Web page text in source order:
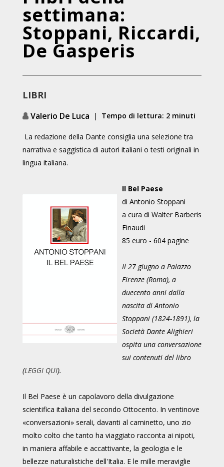
settimana:
Stoppani, Riccardi,
De Gasperis
LIBRI
Valerio De Luca | Tempo di lettura: 2 minuti
La redazione della Dante consiglia una selezione tra
narrativa e saggistica di autori italiani o testi originali in
lingua italiana.
Il Bel Paese
di Antonio Stoppani
a cura di Walter Barberis
Einaudi
85 euro - 604 pagine
Il 27 giugno a Palazzo
Firenze (Roma), a
duecento anni dalla
nascita di Antonio
Stoppani (1824-1891), la
Società Dante Alighieri
ospita una conversazione
sui contenuti del libro
(LEGGI QUI).
Il Bel Paese è un capolavoro della divulgazione
scientifica italiana del secondo Ottocento. In ventinove
«conversazioni» serali, davanti al caminetto, uno zio
molto colto che tanto ha viaggiato racconta ai nipoti,
in maniera affabile e accattivante, la geologia e le
bellezze naturalistiche dell'Italia. E le mille meraviglie